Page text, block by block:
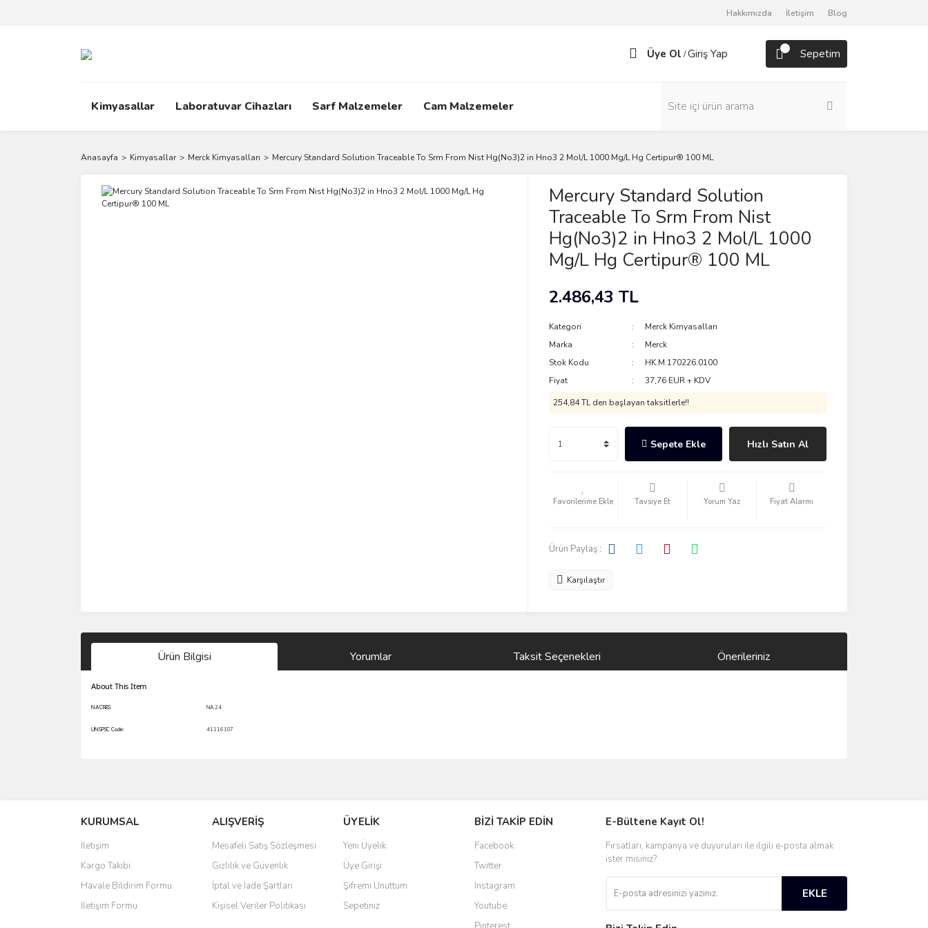
Hakkımızda İletişim Blog
Üye Ol /Giriş Yap Sepetim
Kimyasallar Laboratuvar Cihazları Sarf Malzemeler Cam Malzemeler
Anasayfa Kimyasallar Merck Kimyasalları Mercury Standard Solution Traceable To Srm From Nist Hg(No3)2 in Hno3 2 Mol/L 1000 Mg/L Hg Certipur® 100 ML
Mercury Standard Solution
Traceable To Srm From Nist
Hg(No3)2 in Hno3 2 Mol/L 1000
Mg/L Hg Certipur® 100 ML
2.486,43 TL
Kategori
Merck Kimyasalları
Marka
Merck
Stok Kodu
HK.M.170226.0100
Fiyat
37,76 EUR + KDV
254,84 TL den başlayan taksitlerle!!
Sepete Ekle Hızlı Satın Al
Tavsiye Et Yorum Yaz Fiyat Alarmı
Ürün Paylaş :
Karşılaştır
Ürün Bilgisi Yorumlar Taksit Seçenekleri Önerileriniz
About This Item
NACRES: NA.24
UNSPSC Code: 41116107
Ürün resmi kalitesiz, bozuk veya görüntülenemiyor.
Ürün açıklamasında eksik bilgiler bulunuyor.
Ürün bilgilerinde hatalar bulunuyor.
Ürün fiyatı diğer sitelerden daha pahalı.
Bu ürüne benzer farklı alternatifler olmalı.
KURUMSAL
İletişim
Kargo Takibi
Havale Bildirim Formu
İletişim Formu
ALIŞVERİŞ
Mesafeli Satış Sözleşmesi
Gizlilik ve Güvenlik
İptal ve İade Şartları
Kişisel Veriler Politikası
ÜYELİK
Yeni Üyelik
Üye Girişi
Şifremi Unuttum
Sepetiniz
BİZİ TAKİP EDİN
Facebook
Twitter
Instagram
Youtube
E-Bültene Kayıt Ol!
Fırsatları, kampanya ve duyuruları ile ilgili e-posta almak
ister misiniz?
EKLE